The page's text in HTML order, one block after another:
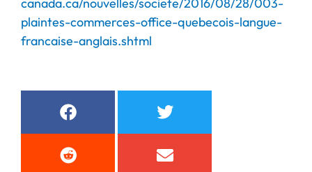
plaintes-commerces-office-quebecois-langue-
francaise-anglais.shtml